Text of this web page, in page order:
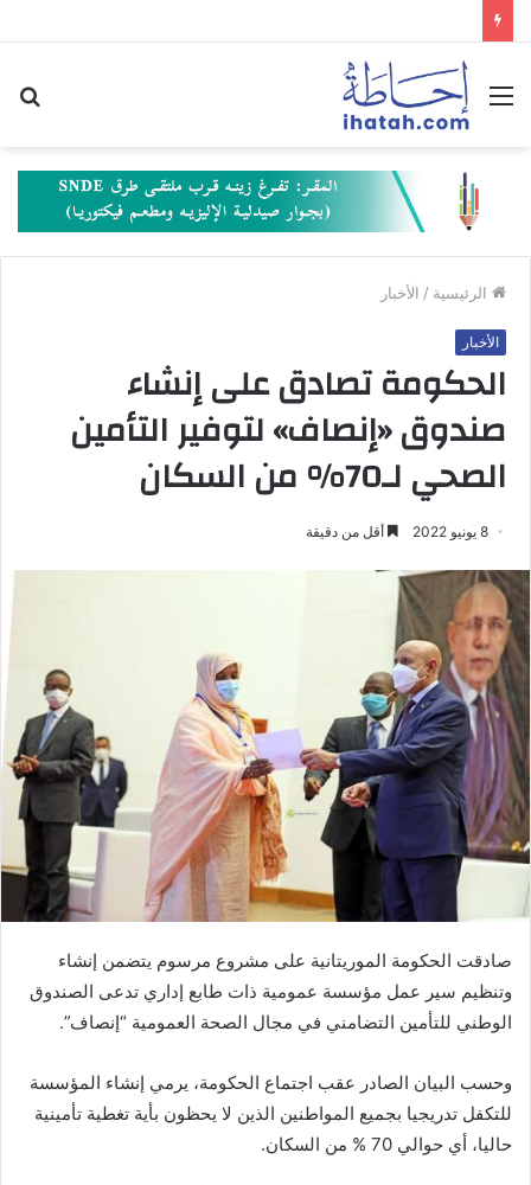
القائمة
الرئيسية / الأخبار
الأخبار
الحكومة تصادق على إنشاء
صندوق «إنصاف» لتوفير التأمين
الصحي لـ‎%‎70 من السكان
8 يونيو 2022 أقل من دقيقة
صادقت الحكومة الموريتانية على مشروع مرسوم يتضمن إنشاء
وتنظيم سير عمل مؤسسة عمومية ذات طابع إداري تدعى الصندوق
الوطني للتأمين التضامني في مجال الصحة العمومية “إنصاف”.
وحسب البيان الصادر عقب اجتماع الحكومة، يرمي إنشاء المؤسسة
للتكفل تدريجيا بجميع المواطنين الذين لا يحظون بأية تغطية تأمينية
حاليا، أي حوالي 70 % من السكان.